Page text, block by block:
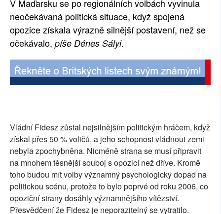
SOCIÁLNÍ SÍTĚ
RUBRIKY
PLNÁ VERZE STRÁNEK
V Maďarsku se po regionálních volbách vyvinula
neočekávaná politická situace, když spojená
opozice získala výrazně silnější postavení, než se
očekávalo, píše Dénes Sályi.
Vládní Fidesz zůstal nejsilnějším politickým hráčem, když
získal přes 50 % voličů, a jeho schopnost vládnout zemi
nebyla zpochybněna. Nicméně strana se musí připravit
na mnohem těsnější souboj s opozicí než dříve. Kromě
toho budou mít volby významný psychologický dopad na
politickou scénu, protože to bylo poprvé od roku 2006, co
opoziční strany dosáhly významnějšího vítězství.
Přesvědčení že Fidesz je neporazitelný se vytratilo.